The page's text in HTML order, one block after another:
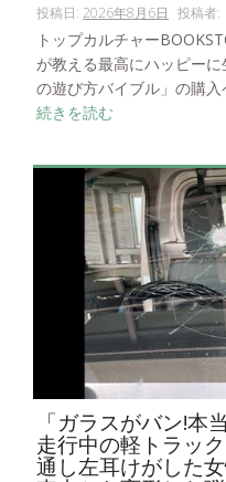
投稿日: 2026年8月6日 投稿者:
トップカルチャー
が教える最高にハッピー
の遊び方バイブル」の購入
続きを読む
「ガラスがバン!
走行中の軽トラッ
通し左耳けがした